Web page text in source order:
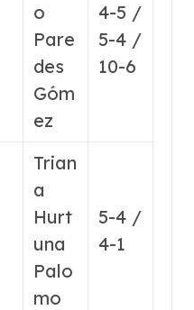
o
Pare
des
Góm
ez
4-5 /
5-4 /
10-6
Trian
a
Hurt
una
Palo
mo
5-4 /
4-1